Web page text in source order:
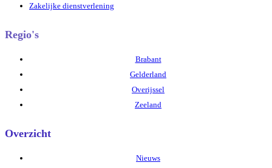
Zakelijke dienstverlening
Regio's
Brabant
Gelderland
Overijssel
Zeeland
Overzicht
Nieuws